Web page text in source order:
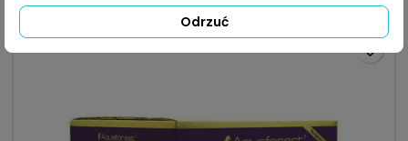
favorite_border
Odrzuć